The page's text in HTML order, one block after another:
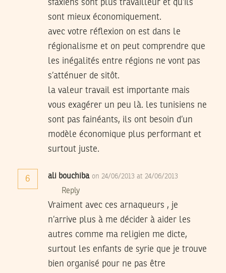
sfaxiens sont plus travailleur et qu’ils
sont mieux économiquement.
avec votre réflexion on est dans le
régionalisme et on peut comprendre que
les inégalités entre régions ne vont pas
s’atténuer de sitôt.
la valeur travail est importante mais
vous exagérer un peu là. les tunisiens ne
sont pas fainéants, ils ont besoin d’un
modèle économique plus performant et
surtout juste.
6 ali bouchiba on 24/06/2013 at 24/06/2013
Reply
Vraiment avec ces arnaqueurs , je
n’arrive plus à me décider à aider les
autres comme ma religien me dicte,
surtout les enfants de syrie que je trouve
bien organisé pour ne pas être